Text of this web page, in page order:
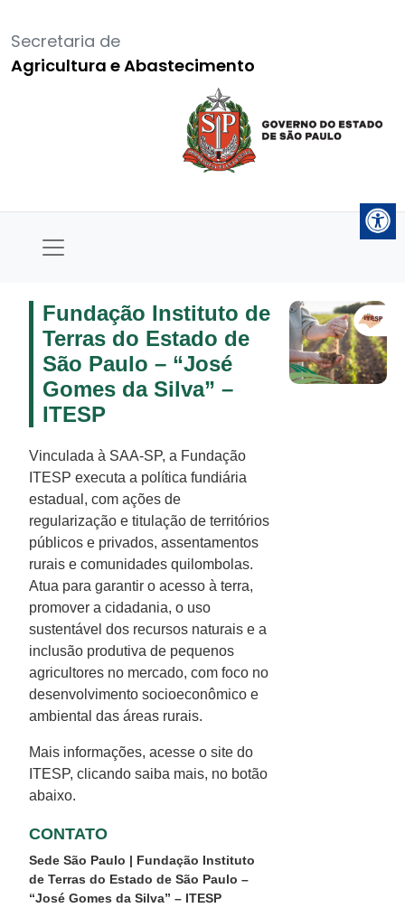
Secretaria de
Agricultura e Abastecimento
Fundação Instituto de
Terras do Estado de
São Paulo – “José
Gomes da Silva” –
ITESP
Vinculada à SAA-SP, a Fundação
ITESP executa a política fundiária
estadual, com ações de
regularização e titulação de territórios
públicos e privados, assentamentos
rurais e comunidades quilombolas.
Atua para garantir o acesso à terra,
promover a cidadania, o uso
sustentável dos recursos naturais e a
inclusão produtiva de pequenos
agricultores no mercado, com foco no
desenvolvimento socioeconômico e
ambiental das áreas rurais.
Mais informações, acesse o site do
ITESP, clicando saiba mais, no botão
abaixo.
CONTATO
Sede São Paulo | Fundação Instituto
de Terras do Estado de São Paulo –
“José Gomes da Silva” – ITESP